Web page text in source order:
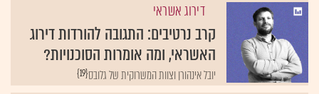
דירוג אשראי
קרב נרטיבים: התגובה להורדות דירוג
האשראי, ומה אומרות הסוכנויות?
{19}יובל אינהורן וצוות המשרוקית של גלובס